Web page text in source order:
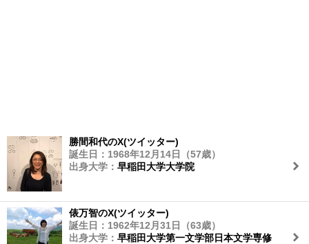
勝間和代のX(ツイッター)
誕生日：1968年12月14日（57歳）
出身大学： 早稲田大学大学院
俵万智のX(ツイッター)
誕生日：1962年12月31日（63歳）
出身大学： 早稲田大学第一文学部日本文学専修